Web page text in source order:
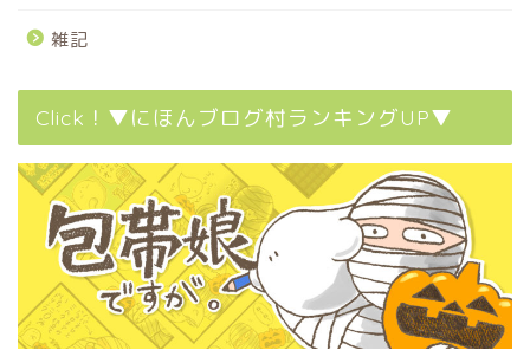
雑記
Click！▼にほんブログ村ランキングUP▼